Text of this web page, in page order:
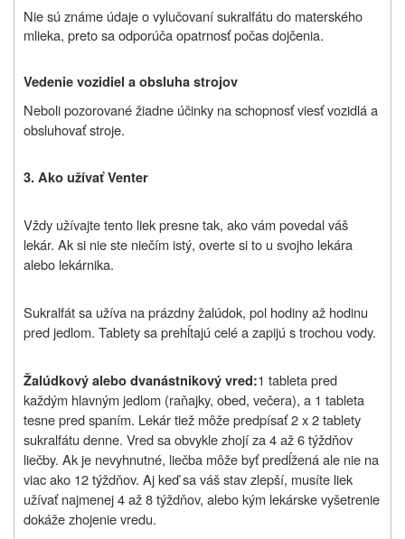
Nie sú známe údaje o vylučovaní sukralfátu do materského
mlieka, preto sa odporúča opatrnosť počas dojčenia.
Vedenie vozidiel a obsluha strojov
Neboli pozorované žiadne účinky na schopnosť viesť vozidlá a
obsluhovať stroje.
3. Ako užívať Venter
Vždy užívajte tento liek presne tak, ako vám povedal váš
lekár. Ak si nie ste niečím istý, overte si to u svojho lekára
alebo lekárnika.
Sukralfát sa užíva na prázdny žalúdok, pol hodiny až hodinu
pred jedlom. Tablety sa prehĺtajú celé a zapijú s trochou vody.
Žalúdkový alebo dvanástnikový vred:1 tableta pred
každým hlavným jedlom (raňajky, obed, večera), a 1 tableta
tesne pred spaním. Lekár tiež môže predpísať 2 x 2 tablety
sukralfátu denne. Vred sa obvykle zhojí za 4 až 6 týždňov
liečby. Ak je nevyhnutné, liečba môže byť predĺžená ale nie na
viac ako 12 týždňov. Aj keď sa váš stav zlepší, musíte liek
užívať najmenej 4 až 8 týždňov, alebo kým lekárske vyšetrenie
dokáže zhojenie vredu.